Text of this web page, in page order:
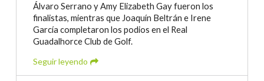
Álvaro Serrano y Amy Elizabeth Gay fueron los
finalistas, mientras que Joaquín Beltrán e Irene
García completaron los podios en el Real
Guadalhorce Club de Golf.
Seguir leyendo